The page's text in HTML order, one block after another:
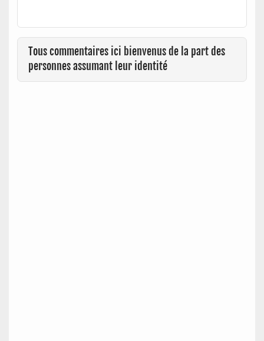
Tous commentaires ici bienvenus de la part des
personnes assumant leur identité